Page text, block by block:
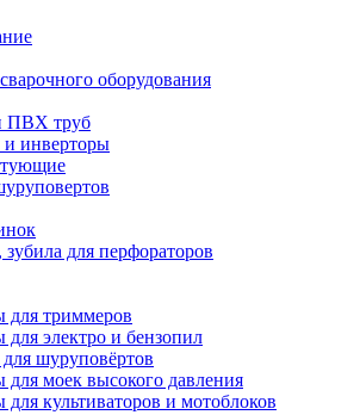
оборудования
ПВХ труб
инверторы
для перфораторов
для триммеров
электро и бензопил
шуруповёртов
для моек высокого давления
культиваторов и мотоблоков